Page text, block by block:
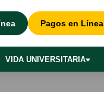
Pagos en Línea
VIDA UNIVERSITARIA